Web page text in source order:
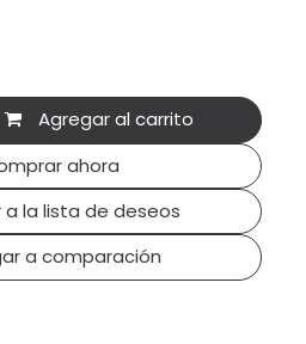
Agregar al carrito
ahora
a comparación
a la lista de deseos